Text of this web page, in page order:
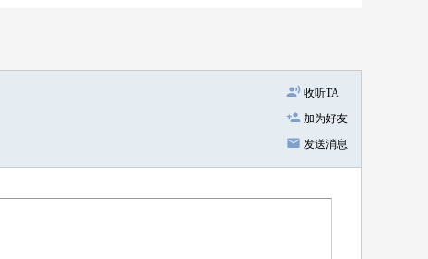
收听TA
加为好友
发送消息